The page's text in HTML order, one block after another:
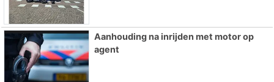
Aanhouding na inrijden met motor op
agent